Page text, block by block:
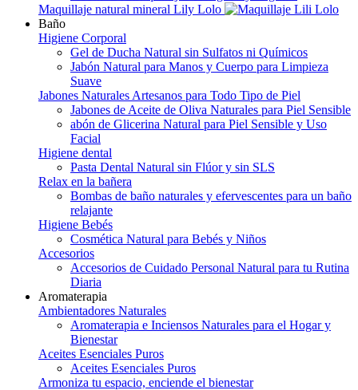
Maquillaje natural mineral Lily Lolo
Baño
Higiene Corporal
Gel de Ducha Natural sin Sulfatos ni Químicos
Jabón Natural para Manos y Cuerpo para Limpieza
Suave
Jabones Naturales Artesanos para Todo Tipo de Piel
Jabones de Aceite de Oliva Naturales para Piel Sensible
abón de Glicerina Natural para Piel Sensible y Uso
Facial
Higiene dental
Pasta Dental Natural sin Flúor y sin SLS
Relax en la bañera
Bombas de baño naturales y efervescentes para un baño
relajante
Higiene Bebés
Cosmética Natural para Bebés y Niños
Accesorios
Accesorios de Cuidado Personal Natural para tu Rutina
Diaria
Aromaterapia
Ambientadores Naturales
Aromaterapia e Inciensos Naturales para el Hogar y
Bienestar
Aceites Esenciales Puros
Aceites Esenciales Puros
Armoniza tu espacio, enciende el bienestar